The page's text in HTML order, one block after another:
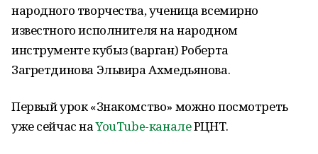
народного творчества, ученица всемирно
известного исполнителя на народном
инструменте кубыз (варган) Роберта
Загретдинова Эльвира Ахмедьянова.
Первый урок «Знакомство» можно посмотреть
уже сейчас наYouTube-каналеРЦНТ.